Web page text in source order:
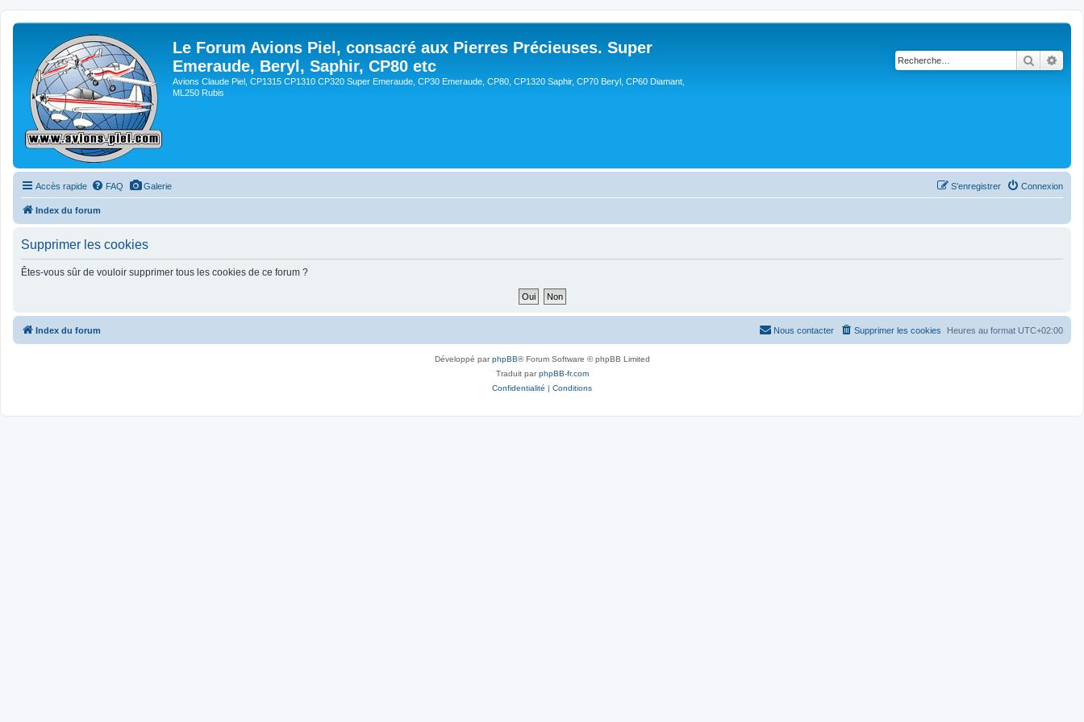
Le Forum Avions Piel, consacré aux Pierres Précieuses. Super
Emeraude, Beryl, Saphir, CP80 etc
Avions Claude Piel, CP1315 CP1310 CP320 Super Emeraude, CP30 Emeraude, CP80, CP1320 Saphir, CP70 Beryl, CP60 Diamant,
ML250 Rubis
Accès rapide FAQ Galerie Connexion
S’enregistrer
Index du forum
Supprimer les cookies
Êtes-vous sûr de vouloir supprimer tous les cookies de ce forum ?
Index du forum Heures au format UTC+02:00
Supprimer les cookies
Nous contacter
Développé parphpBB® Forum Software © phpBB Limited
Traduit parphpBB-fr.com
Confidentialité | Conditions